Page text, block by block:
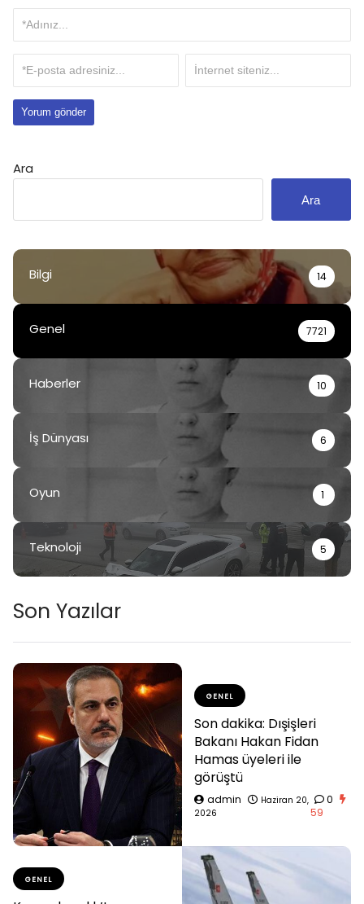
Ara
Ara
Bilgi 14
Genel 7721
Haberler 10
İş Dünyası 6
Oyun 1
Teknoloji 5
Son Yazılar
GENEL
Son dakika: Dışişleri
Bakanı Hakan Fidan
Hamas üyeleri ile
görüştü
admin
Haziran 20,
2026
0
59
GENEL